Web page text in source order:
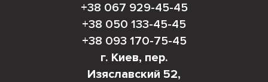
+38 067 929-45-45
+38 050 133-45-45
+38 093 170-75-45
г. Киев, пер.
Изяславский 52,